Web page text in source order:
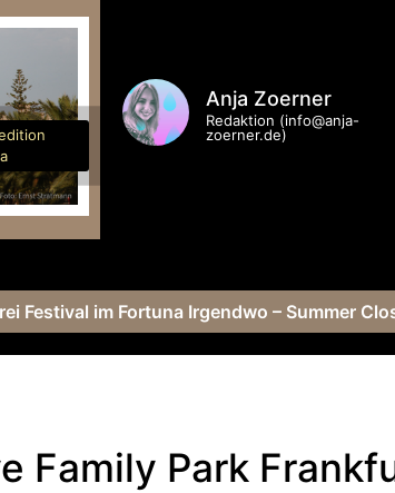
Anja Zoerner
Redaktion (info@anja-
zoerner.de)
Festival im Fortuna Irgendwo – Summer
Family Park